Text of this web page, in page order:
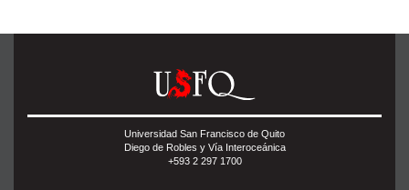
Universidad San Francisco de Quito
Diego de Robles y Vía Interoceánica
+593 2 297 1700